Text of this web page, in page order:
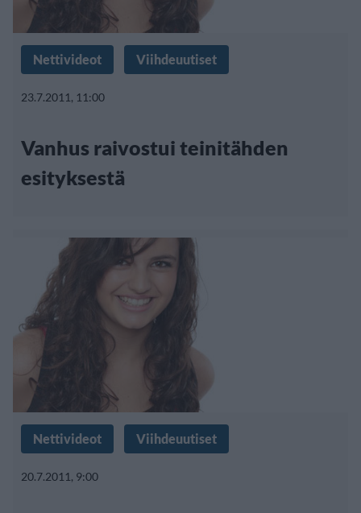
Nettivideot Viihdeuutiset
23.7.2011, 11:00
Vanhus raivostui teinitähden
esityksestä
Nettivideot Viihdeuutiset
20.7.2011, 9:00